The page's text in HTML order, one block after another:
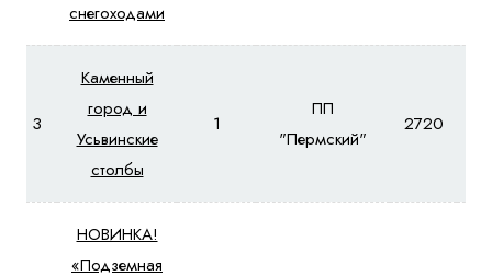
снегоходами
3
Каменный
город и
Усьвинские
столбы
1
ПП
"Пермский"
2720
НОВИНКА!
«Подземная